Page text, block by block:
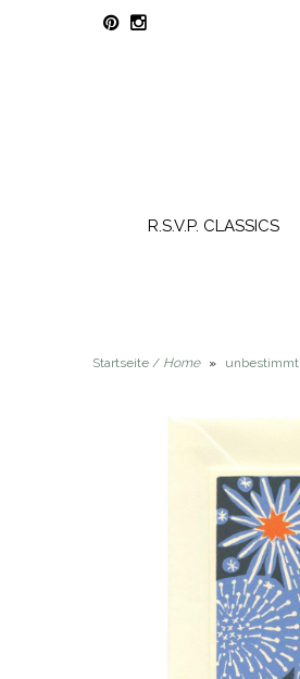
R.S.V.P. CLASSICS
Startseite / Home » unbestimmt